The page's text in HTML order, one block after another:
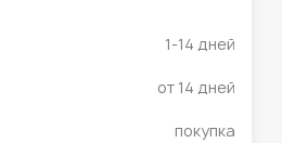
1-14 дней
от 14 дней
покупка